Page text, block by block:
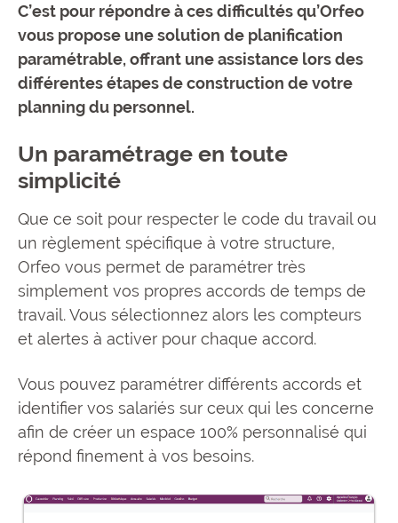
C’est pour répondre à ces difficultés qu’Orfeo
vous propose une solution de planification
paramétrable, offrant une assistance lors des
différentes étapes de construction de votre
planning du personnel.
Un paramétrage en toute
simplicité
Que ce soit pour respecter le code du travail ou
un règlement spécifique à votre structure,
Orfeo vous permet de paramétrer très
simplement vos propres accords de temps de
travail. Vous sélectionnez alors les compteurs
et alertes à activer pour chaque accord.
Vous pouvez paramétrer différents accords et
identifier vos salariés sur ceux qui les concerne
afin de créer un espace 100% personnalisé qui
répond finement à vos besoins.